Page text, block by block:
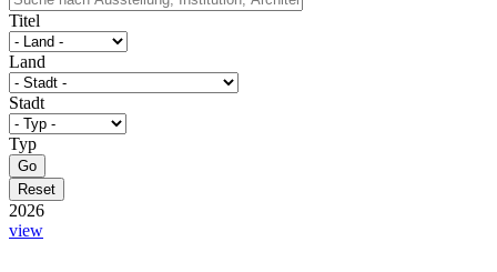
Titel
Land
Stadt
Typ
2026
view